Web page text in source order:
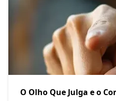
O Olho Que Julga e o